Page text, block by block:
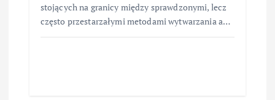
stojących na granicy między sprawdzonymi, lecz
często przestarzałymi metodami wytwarzania a…